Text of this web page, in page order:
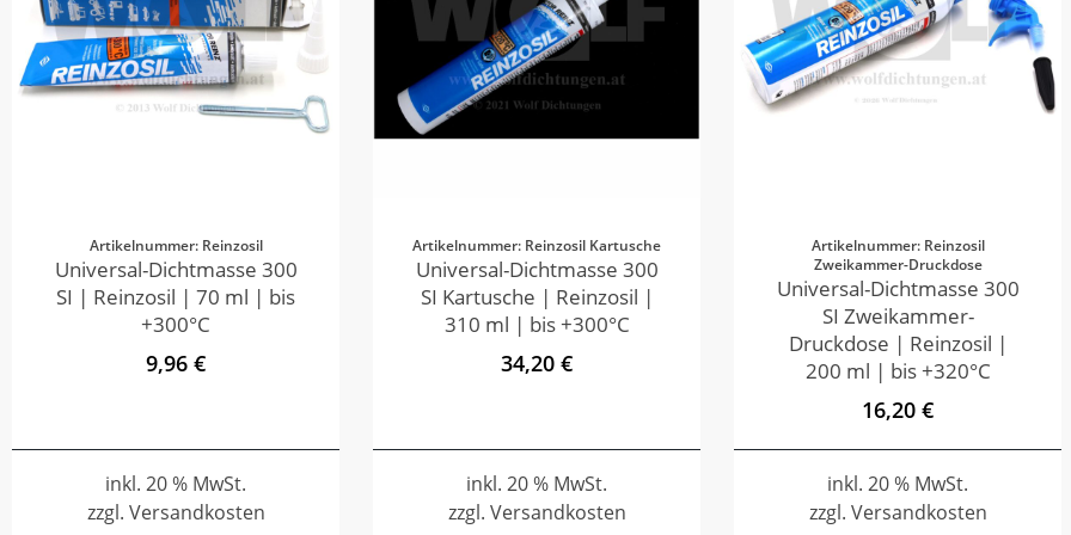
Artikelnummer: Reinzosil
Universal-Dichtmasse 300
SI | Reinzosil | 70 ml | bis
+300°C
9,96 €
inkl. 20 % MwSt.
zzgl. Versandkosten
Artikelnummer: Reinzosil Kartusche
Universal-Dichtmasse 300
SI Kartusche | Reinzosil |
310 ml | bis +300°C
34,20 €
inkl. 20 % MwSt.
zzgl. Versandkosten
Artikelnummer: Reinzosil
Zweikammer-Druckdose
Universal-Dichtmasse 300
SI Zweikammer-
Druckdose | Reinzosil |
200 ml | bis +320°C
16,20 €
inkl. 20 % MwSt.
zzgl. Versandkosten